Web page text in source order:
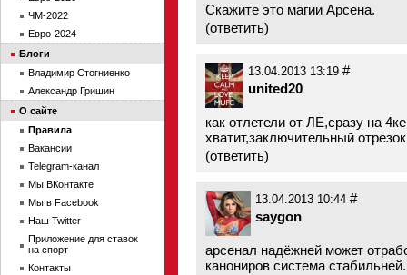
Скажите это магии Арсена.
(ответить)
13.04.2013 13:19 #
united20
как отлетели от ЛЕ,сразу на
хватит,заключительный
(ответить)
13.04.2013 10:44 #
saygon
арсенал надёжней может
канониров система стабильней.
ЧМ-2022
Евро-2024
Блоги
Владимир Стогниенко
Александр Гришин
О сайте
Правила
Вакансии
Telegram-канал
Мы ВКонтакте
Мы в Facebook
Наш Twitter
Приложение для ставок
на спорт
Контакты